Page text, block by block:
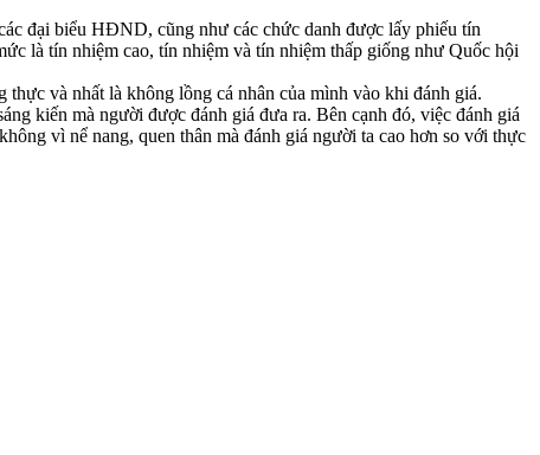
đại biểu HĐND, cũng như các chức danh được lấy phiếu tín
là tín nhiệm cao, tín nhiệm và tín nhiệm thấp giống như Quốc hội
và nhất là không lồng cá nhân của mình vào khi đánh giá.
kiến mà người được đánh giá đưa ra. Bên cạnh đó, việc đánh giá
vì nể nang, quen thân mà đánh giá người ta cao hơn so với thực